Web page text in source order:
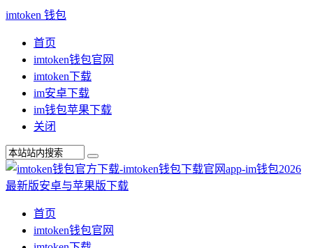
imtoken 钱包
首页
imtoken钱包官网
imtoken下载
im安卓下载
im钱包苹果下载
关闭
首页
imtoken钱包官网